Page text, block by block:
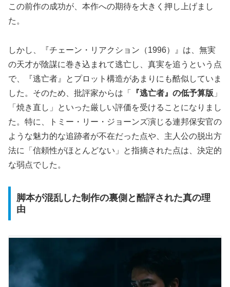
この前作の成功が、本作への期待を大きく押し上げまし
た。
しかし、『チェーン・リアクション（1996）』は、無実
の天才が陰謀に巻き込まれて逃亡し、真実を追うという点
で、『逃亡者』とプロット構造があまりにも酷似していま
した。そのため、批評家からは「
『逃亡者』の低予算版 」
「焼き直し」といった厳しい評価を受けることになりまし
た。特に、トミー・リー・ジョーンズ演じる連邦保安官の
ような魅力的な追跡者が不在だった点や、主人公の脱出方
法に「信頼性がほとんどない」と指摘された点は、決定的
な弱点でした。
脚本が混乱した制作の裏側と酷評された真の理
由